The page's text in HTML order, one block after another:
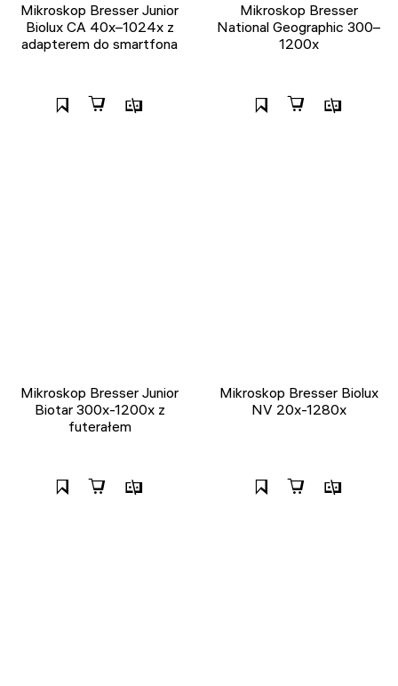
Mikroskop Bresser Junior
Biolux CA 40x–1024x z
adapterem do smartfona
Mikroskop Bresser
National Geographic 300–
1200x
Mikroskop Bresser Junior
Biotar 300x-1200x z
futerałem
Mikroskop Bresser Biolux
NV 20x-1280x